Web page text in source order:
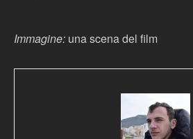
Immagine: una scena del film